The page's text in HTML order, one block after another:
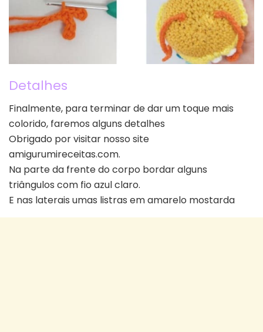
Detalhes
Finalmente, para terminar de dar um toque mais
colorido, faremos alguns detalhes
Obrigado por visitar nosso site
amigurumireceitas.com.
Na parte da frente do corpo bordar alguns
triângulos com fio azul claro.
E nas laterais umas listras em amarelo mostarda